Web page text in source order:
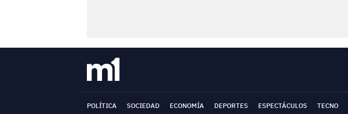
POLÍTICA SOCIEDAD ECONOMÍA DEPORTES ESPECTÁCULOS TECNO